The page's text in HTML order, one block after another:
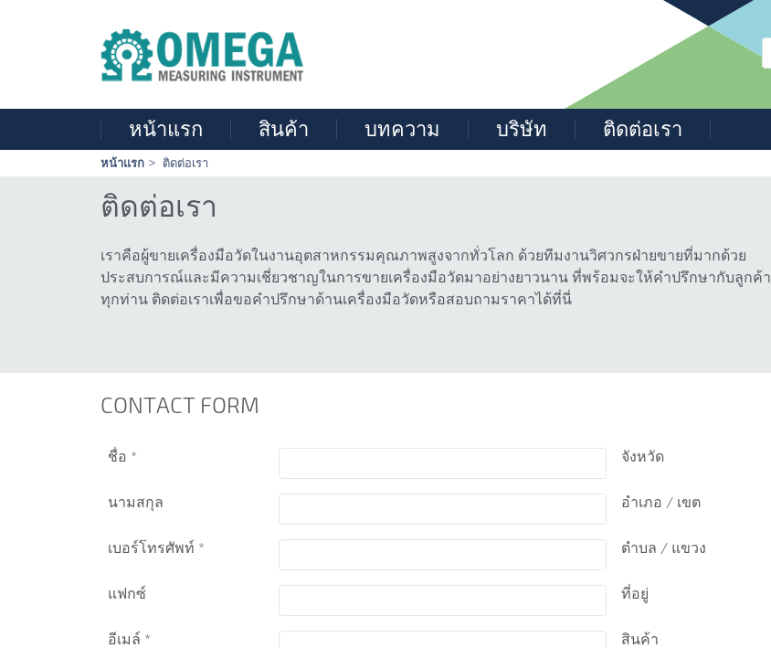
navigation
หน้าแรก สินค้า บทความ บริษัท ติดต่อเรา
หน้าแรก ติดต่อเรา
ติดต่อเรา
เราคือผู้ขายเครื่องมือวัดในงานอุตสาหกรรมคุณภาพสูงจากทั่วโลก ด้วยทีมงานวิศวกรฝ่ายขายที่มากด้วย
ประสบการณ์และมีความเชี่ยวชาญในการขายเครื่องมือวัดมาอย่างยาวนาน ที่พร้อมจะให้คำปรึกษากับลูกค้า
ทุกท่าน ติดต่อเราเพื่อขอคำปรึกษาด้านเครื่องมือวัดหรือสอบถามราคาได้ที่นี่
CONTACT FORM
ชื่อ *
นามสกุล
เบอร์โทรศัพท์ *
แฟกซ์
อีเมล์ *
จังหวัด
อำเภอ / เขต
ตำบล / แขวง
ที่อยู่
สินค้า